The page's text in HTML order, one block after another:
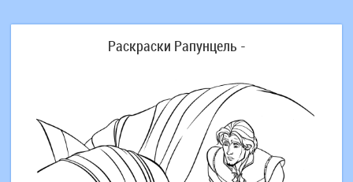
Раскраски Рапунцель -